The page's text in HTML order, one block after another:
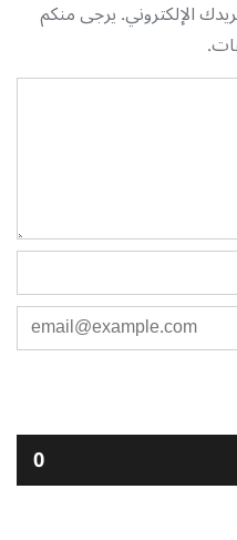
الإلكتروني. يرجى منكم
0